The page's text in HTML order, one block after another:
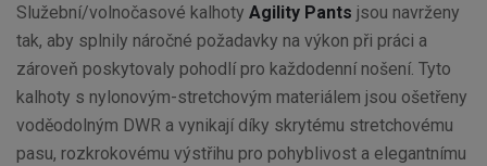
Služební/volnočasové kalhoty Agility Pants jsou navrženy
tak, aby splnily náročné požadavky na výkon při práci a
zároveň poskytovaly pohodlí pro každodenní nošení. Tyto
kalhoty s nylonovým-stretchovým materiálem jsou ošetřeny
voděodolným DWR a vynikají díky skrytému stretchovému
pasu, rozkrokovému výstřihu pro pohyblivost a elegantnímu